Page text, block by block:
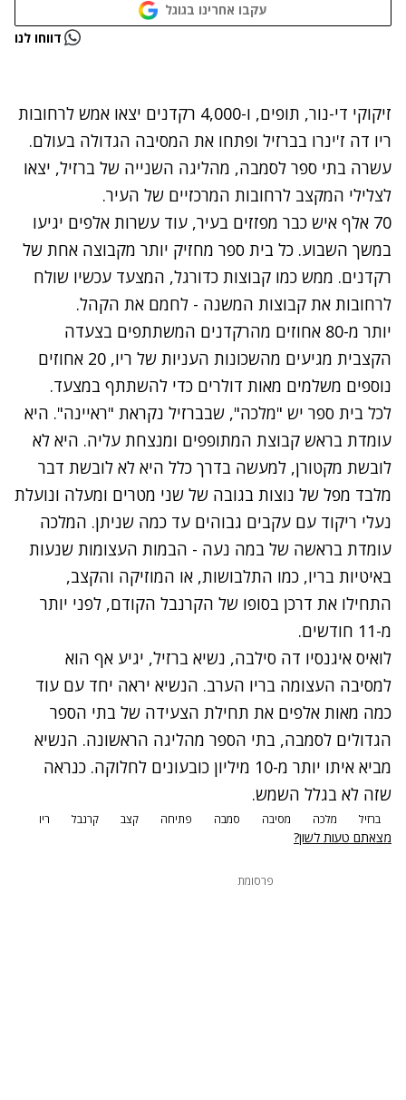
עקבו אחרינו בגוגל
נתקלנו בבעיה דווחו לנו
זיקוקי די-נור, תופים, ו-4,000 רקדנים יצאו אמש לרחובות
ריו דה ז'ינרו בברזיל ופתחו את המסיבה הגדולה בעולם.
עשרה בתי ספר לסמבה, מהליגה השנייה של ברזיל, יצאו
לצלילי המקצב לרחובות המרכזיים של העיר.
70 אלף איש כבר מפזזים בעיר, עוד עשרות אלפים יגיעו
במשך השבוע. כל בית ספר מחזיק יותר מקבוצה אחת של
רקדנים. ממש כמו קבוצות כדורגל, המצעד עכשיו שולח
לרחובות את קבוצות המשנה - לחמם את הקהל.
יותר מ-80 אחוזים מהרקדנים המשתתפים בצעדה
הקצבית מגיעים מהשכונות העניות של ריו, 20 אחוזים
נוספים משלמים מאות דולרים כדי להשתתף במצעד.
לכל בית ספר יש "מלכה", שבברזיל נקראת "ראיינה". היא
עומדת בראש קבוצת המתופפים ומנצחת עליה. היא לא
לובשת מקטורן, למעשה בדרך כלל היא לא לובשת דבר
מלבד מפל של נוצות בגובה של שני מטרים ומעלה ונועלת
נעלי ריקוד עם עקבים גבוהים עד כמה שניתן. המלכה
עומדת בראשה של במה נעה - הבמות העצומות שנעות
באיטיות בריו, כמו התלבושות, או המוזיקה והקצב,
התחילו את דרכן בסופו של הקרנבל הקודם, לפני יותר
מ-11 חודשים.
לואיס איגנסיו דה סילבה, נשיא ברזיל, יגיע אף הוא
למסיבה העצומה בריו הערב. הנשיא יראה יחד עם עוד
כמה מאות אלפים את תחילת הצעידה של בתי הספר
הגדולים לסמבה, בתי הספר מהליגה הראשונה. הנשיא
מביא איתו יותר מ-10 מיליון כובעונים לחלוקה. כנראה
שזה לא בגלל השמש.
ברזיל מלכה מסיבה סמבה פתיחה קצב קרנבל ריו
מצאתם טעות לשון?
פרסומת